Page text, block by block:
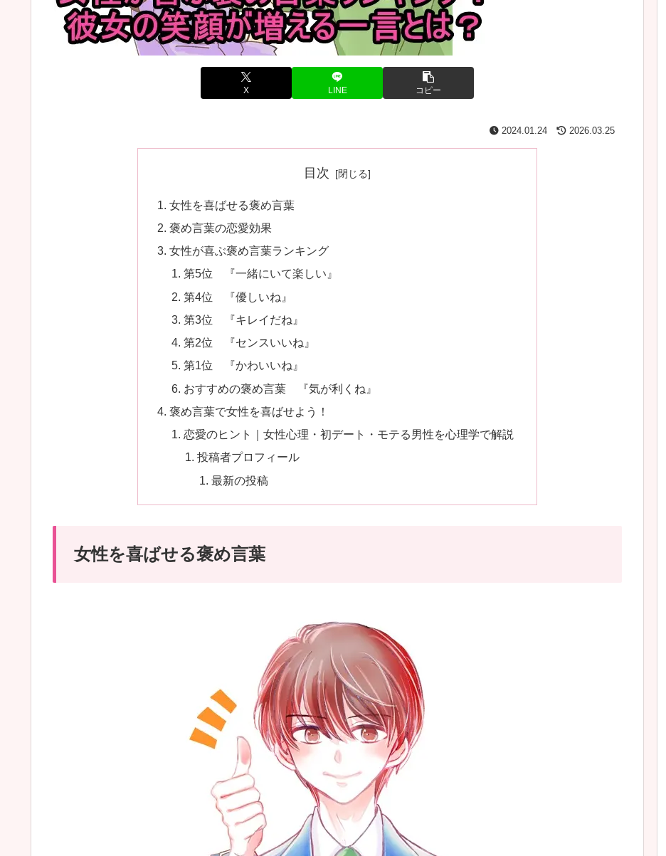
X LINE コピー
2024.01.24 2026.03.25
目次
女性を喜ばせる褒め言葉
褒め言葉の恋愛効果
女性が喜ぶ褒め言葉ランキング
第5位 『一緒にいて楽しい』
第4位 『優しいね』
第3位 『キレイだね』
第2位 『センスいいね』
第1位 『かわいいね』
おすすめの褒め言葉 『気が利くね』
褒め言葉で女性を喜ばせよう！
恋愛のヒント｜女性心理・初デート・モテる男性を心理学で解説
投稿者プロフィール
最新の投稿
女性を喜ばせる褒め言葉